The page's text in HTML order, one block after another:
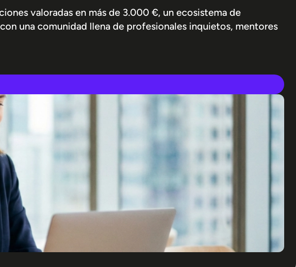
valoradas en más de 3.000 €, un ecosistema de
una comunidad llena de profesionales inquietos, mentores